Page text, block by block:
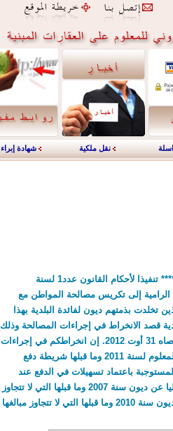
نقل ملكية شهادة إبراء
بــــلاغ***** مصالحة المواطن مع الجباية المحلية فرصة لتسوية وضعيتكم****** تنفيذا لأحكام القانون عدد1 لسنة
2012المؤرخ في 16 ماي 2012 المتعلق بقانون المالية التكميلي لسنة 2012 الرامية إلى تكريس مصالحة المواطن مع
تخلدت بذمتهم ديون لفائدة البلدية بهذا
المالية البلدية قصد الانخراط في إجراءات المصالحة وذلك
بإبرام رزنامة خلاص حسب أهمية الدين ودفع القسط الأول منها في أجل أقصاه 31 أوت 2012. إن انخراطكم في إجراءات
المصالحة: - يعفيكم من دفع خطايا التأخير ومصاريف التتبع المثقلة بعنوان المعلوم لسنة 2011 وما قبلها شريطة دفع
ديونكم المستوجبة باعتماد تسهيلات في الدفع عند
الاقتضاء وبدون فائض في صورة احترامكم لآجال الدفع. • للانتفاع بالتخلي كليا عن ديون سنة 2007 وما قبلها التي لا تتجاوز
مبالغها المتبقية للاستخلاص 50 د سنويا. • للانتفاع بالتخلي بنسبة 50% من ديون سنة 2010 وما قبلها التي لا تتجاوز مبالغها